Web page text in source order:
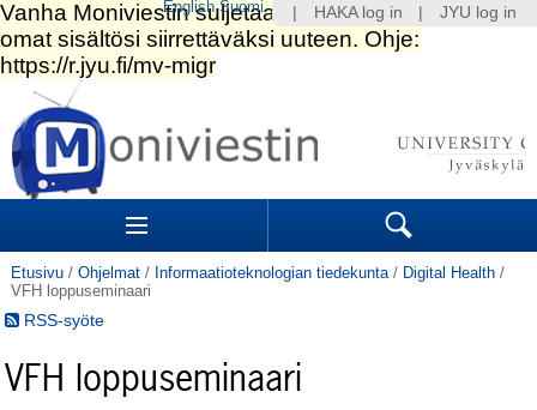
Siirry
sisältöön.
|
Siirry
navigointiin
Sections Search
Etusivu / Ohjelmat / Informaatioteknologian tiedekunta / Digital Health /
VFH loppuseminaari
RSS-syöte
VFH loppuseminaari
HAKA log in JYU log in
English Suomi